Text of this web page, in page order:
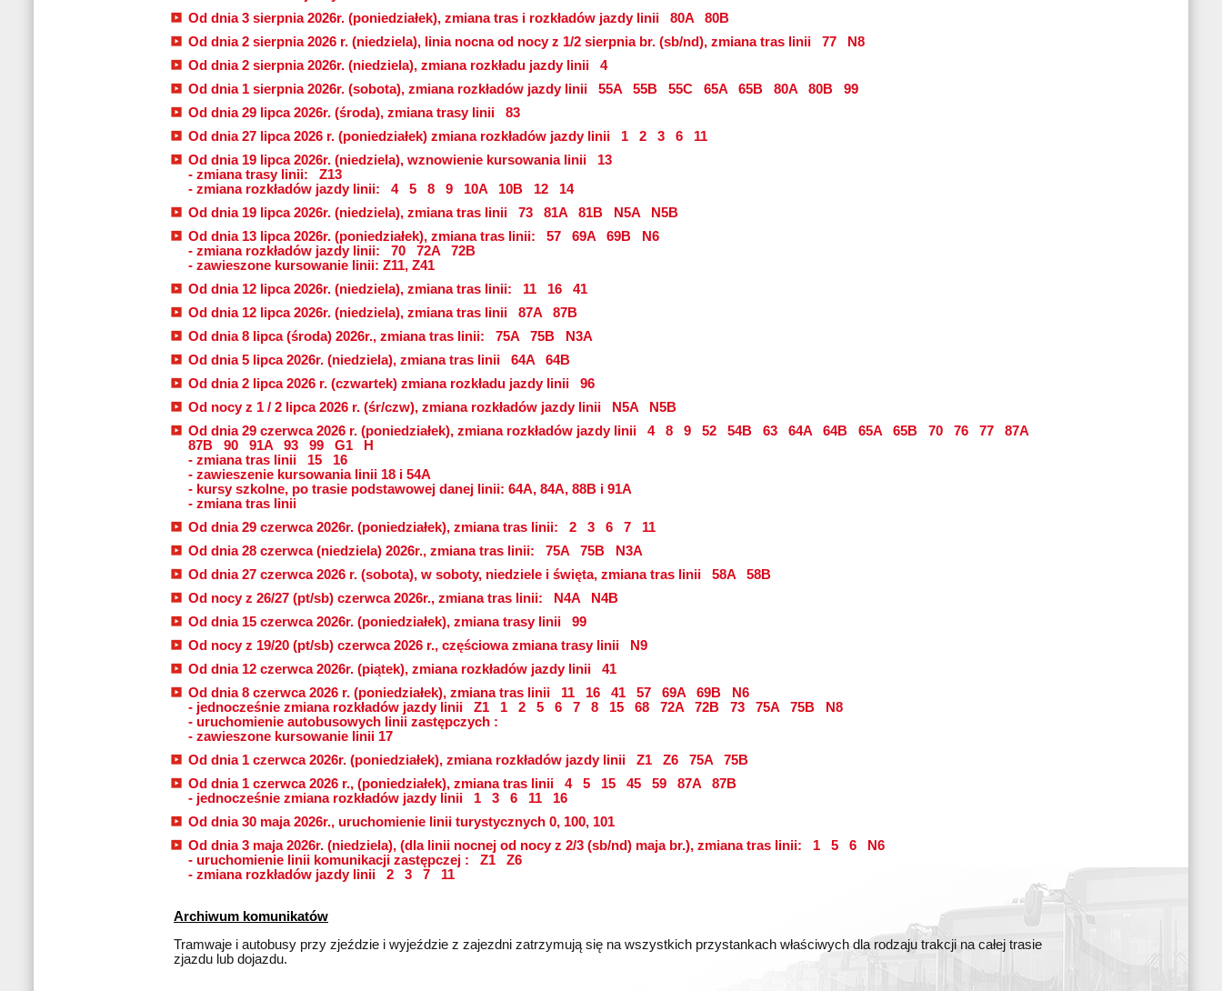
Od dnia 3 sierpnia 2026r. (poniedziałek), zmiana tras i rozkładów jazdy linii
80A
80B
Od dnia 2 sierpnia 2026 r. (niedziela), linia nocna od nocy z 1/2 sierpnia br. (sb/nd), zmiana tras linii
77
N8
Od dnia 2 sierpnia 2026r. (niedziela), zmiana rozkładu jazdy linii
4
Od dnia 1 sierpnia 2026r. (sobota), zmiana rozkładów jazdy linii
55A 55B 55C 65A 65B 80A 80B
99
Od dnia 29 lipca 2026r. (środa), zmiana trasy linii
83
Od dnia 27 lipca 2026 r. (poniedziałek) zmiana rozkładów jazdy linii
1 2 3 6
11
Od dnia 19 lipca 2026r. (niedziela), wznowienie kursowania linii
13
- zmiana trasy linii:
Z13
- zmiana rozkładów jazdy linii:
4 5 8 9 10A 10B 12
14
Od dnia 19 lipca 2026r. (niedziela), zmiana tras linii
73 81A 81B N5A
N5B
Od dnia 13 lipca 2026r. (poniedziałek), zmiana tras linii:
57 69A 69B
N6
- zmiana rozkładów jazdy linii:
70 72A
72B
- zawieszone kursowanie linii: Z11, Z41
Od dnia 12 lipca 2026r. (niedziela), zmiana tras linii:
11 16
41
Od dnia 12 lipca 2026r. (niedziela), zmiana tras linii
87A
87B
Od dnia 8 lipca (środa) 2026r., zmiana tras linii:
75A 75B
N3A
Od dnia 5 lipca 2026r. (niedziela), zmiana tras linii
64A
64B
Od dnia 2 lipca 2026 r. (czwartek) zmiana rozkładu jazdy linii
96
Od nocy z 1 / 2 lipca 2026 r. (śr/czw), zmiana rozkładów jazdy linii
N5A
N5B
Od dnia 29 czerwca 2026 r. (poniedziałek), zmiana rozkładów jazdy linii
4 8 9 52 54B 63 64A 64B 65A 65B 70 76 77
87A
87B
90 91A 93 99 G1
H
- zmiana tras linii
15
16
- zawieszenie kursowania linii 18 i 54A
- kursy szkolne, po trasie podstawowej danej linii: 64A, 84A, 88B i 91A
- zmiana tras linii
Od dnia 29 czerwca 2026r. (poniedziałek), zmiana tras linii:
2 3 6 7
11
Od dnia 28 czerwca (niedziela) 2026r., zmiana tras linii:
75A 75B
N3A
Od dnia 27 czerwca 2026 r. (sobota), w soboty, niedziele i święta, zmiana tras linii
58A
58B
Od nocy z 26/27 (pt/sb) czerwca 2026r., zmiana tras linii:
N4A
N4B
Od dnia 15 czerwca 2026r. (poniedziałek), zmiana trasy linii
99
Od nocy z 19/20 (pt/sb) czerwca 2026 r., częściowa zmiana trasy linii
N9
Od dnia 12 czerwca 2026r. (piątek), zmiana rozkładów jazdy linii
41
Od dnia 8 czerwca 2026 r. (poniedziałek), zmiana tras linii
11 16 41 57 69A 69B
N6
- jednocześnie zmiana rozkładów jazdy linii
Z1 1 2 5 6 7 8 15 68 72A 72B 73 75A 75B
N8
- uruchomienie autobusowych linii zastępczych :
- zawieszone kursowanie linii 17
Od dnia 1 czerwca 2026r. (poniedziałek), zmiana rozkładów jazdy linii
Z1 Z6 75A
75B
Od dnia 1 czerwca 2026 r., (poniedziałek), zmiana tras linii
4 5 15 45 59 87A
87B
- jednocześnie zmiana rozkładów jazdy linii
1 3 6 11
16
Od dnia 30 maja 2026r., uruchomienie linii turystycznych 0, 100, 101
Od dnia 3 maja 2026r. (niedziela), (dla linii nocnej od nocy z 2/3 (sb/nd) maja br.), zmiana tras linii:
1 5 6
N6
- uruchomienie linii komunikacji zastępczej :
Z1
Z6
- zmiana rozkładów jazdy linii
2 3 7 11
Archiwum komunikatów
Tramwaje i autobusy przy zjeździe i wyjeździe z zajezdni zatrzymują się na wszystkich przystankach właściwych dla rodzaju trakcji na całej trasie
zjazdu lub dojazdu.